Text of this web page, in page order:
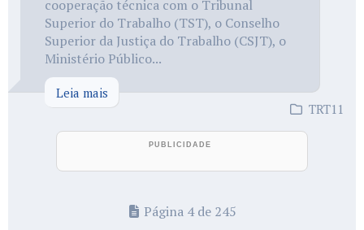
cooperação técnica com o Tribunal
Superior do Trabalho (TST), o Conselho
Superior da Justiça do Trabalho (CSJT), o
Ministério Público...
Leia mais
TRT11
Página 4 de 245